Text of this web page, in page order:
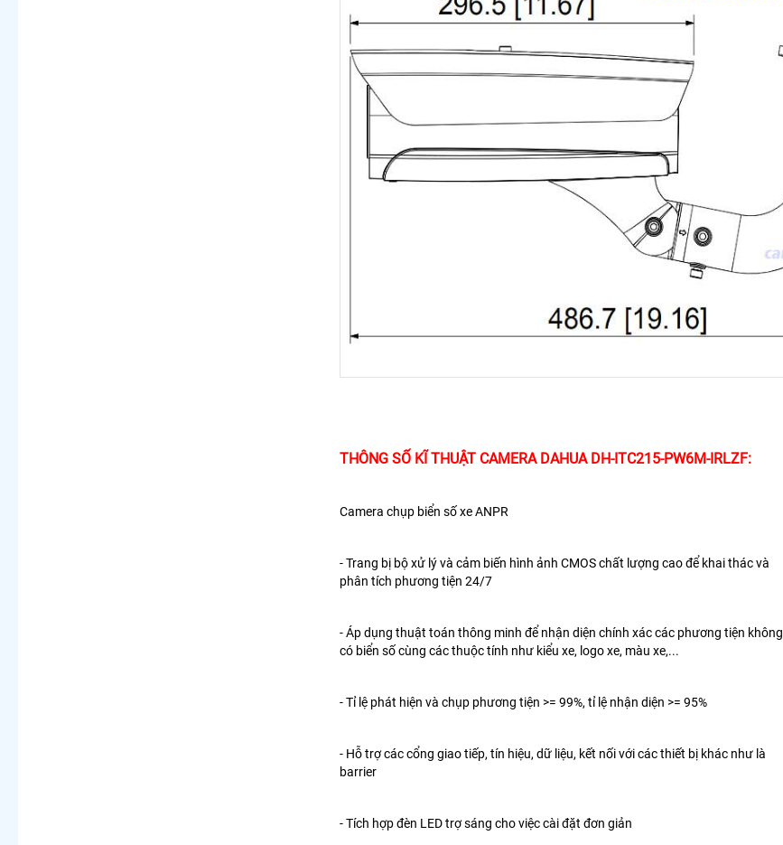
THÔNG SỐ KĨ THUẬT CAMERA DAHUA DH-ITC215-PW6M-IRLZF:
Camera chụp biển số xe ANPR
- Trang bị bộ xử lý và cảm biến hình ảnh CMOS chất lượng cao để khai thác và
phân tích phương tiện 24/7
- Áp dụng thuật toán thông minh để nhận diện chính xác các phương tiện không
có biển số cùng các thuộc tính như kiểu xe, logo xe, màu xe,...
- Tỉ lệ phát hiện và chụp phương tiện >= 99%, tỉ lệ nhận diện >= 95%
- Hỗ trợ các cổng giao tiếp, tín hiệu, dữ liệu, kết nối với các thiết bị khác như là
barrier
- Tích hợp đèn LED trợ sáng cho việc cài đặt đơn giản